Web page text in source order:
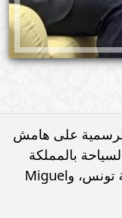
على هامش
بالمملكة
العربية السعودية، والمعز بلحسين وزير السياحة والصناعات التقليدية بدولة تونس، وMiguel